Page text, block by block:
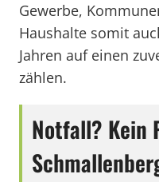
Gewerbe,
Haushalte somit
Jahren auf einen
zählen.
Notfall? Kein